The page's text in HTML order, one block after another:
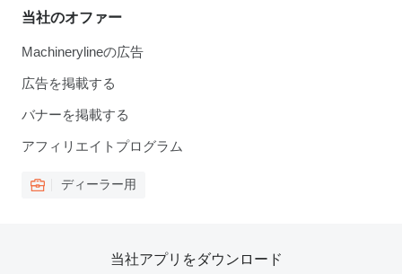
当社のオファー
Machinerylineの広告
広告を掲載する
バナーを掲載する
アフィリエイトプログラム
ディーラー用
当社アプリをダウンロード